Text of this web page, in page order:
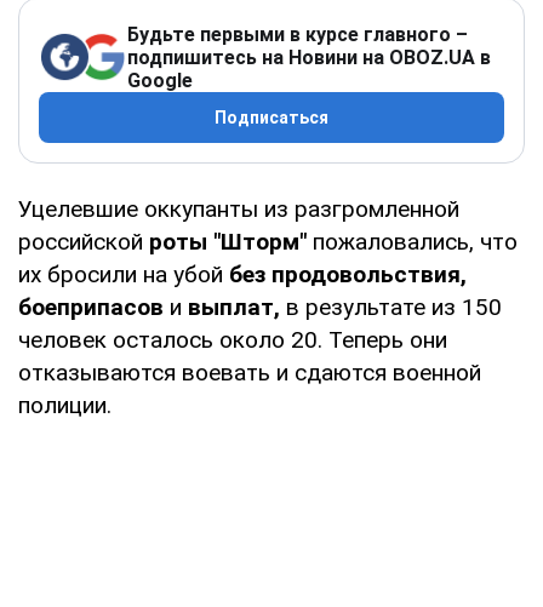
Будьте первыми в курсе главного –
подпишитесь на Новини на OBOZ.UA в
Google
Подписаться
Уцелевшие оккупанты из разгромленной
российской роты "Шторм" пожаловались, что
их бросили на убой без продовольствия,
боеприпасов и выплат, в результате из 150
человек осталось около 20. Теперь они
отказываются воевать и сдаются военной
полиции.